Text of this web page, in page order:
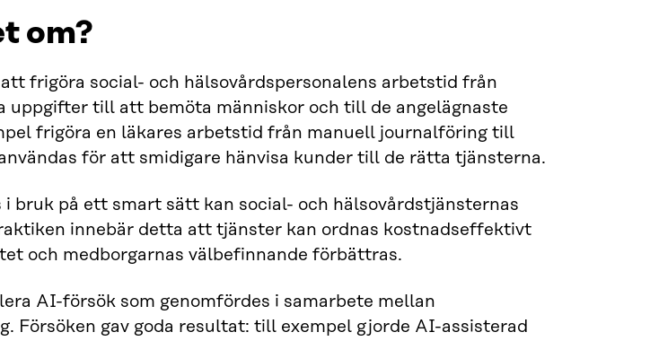
om?
frigöra social- och hälsovårdspersonalens arbetstid från
uppgifter till att bemöta människor och till de angelägnaste
frigöra en läkares arbetstid från manuell journalföring till
för att smidigare hänvisa kunder till de rätta tjänsterna.
bruk på ett smart sätt kan social- och hälsovårdstjänsternas
innebär detta att tjänster kan ordnas kostnadseffektivt
och medborgarnas välbefinnande förbättras.
AI-försök som genomfördes i samarbete mellan
Försöken gav goda resultat: till exempel gjorde AI-assisterad